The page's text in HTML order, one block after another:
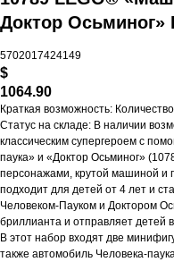
Доктор Осьминог»
5702017424149
$
1064.90
Краткая возможность:
Статус на складе: В наличии
классическим супергероем с
паука» и «Доктор Осьминог»
персонажами, крутой машиной и
подходит для детей от 4 лет и
Человеком-Пауком и Доктором
бриллианта и отправляет детей
В этот набор входят две
также автомобиль Человека-